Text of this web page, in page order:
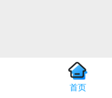
首页